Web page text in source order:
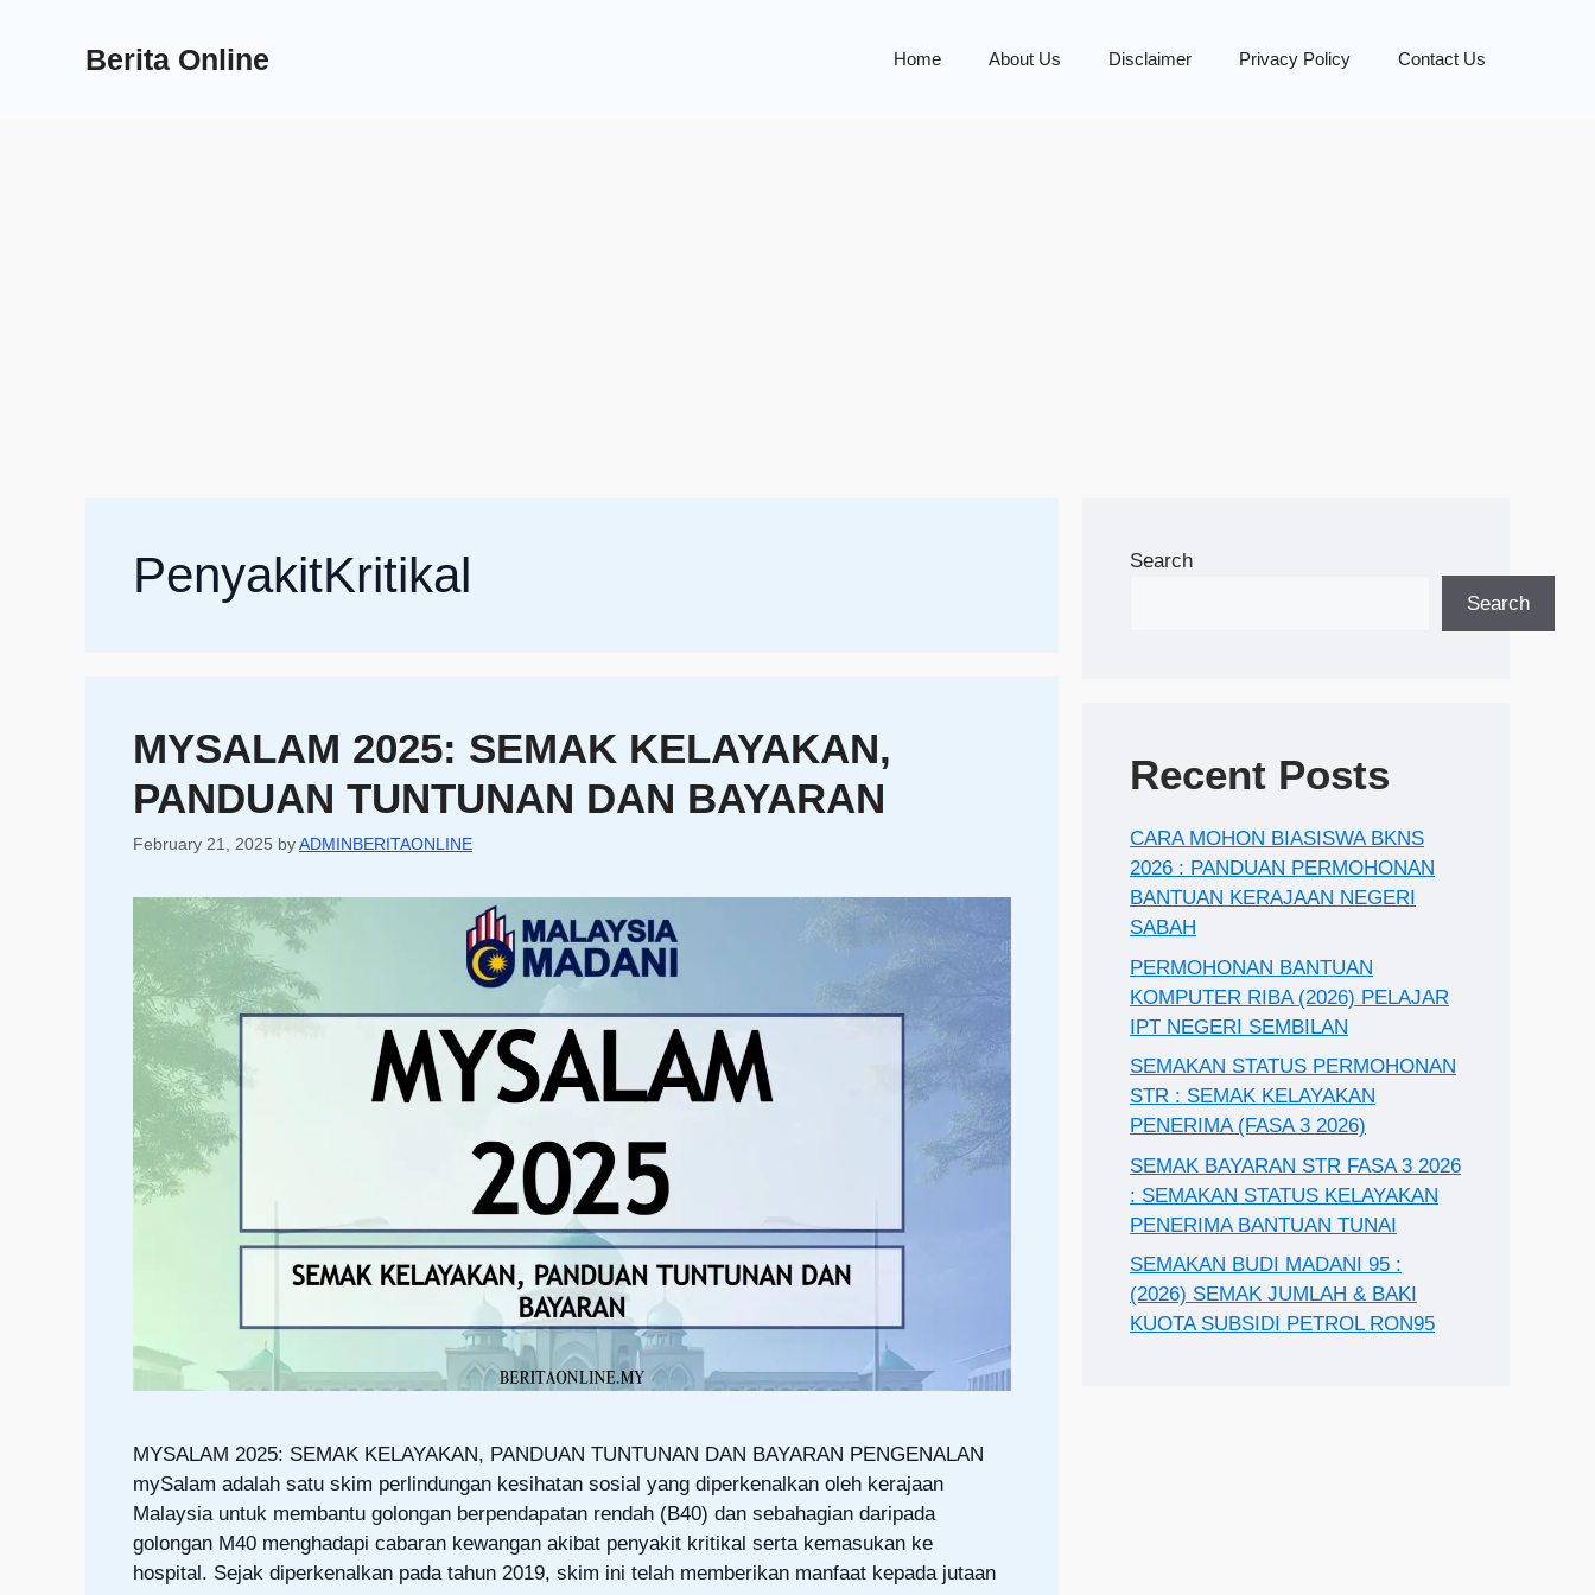
Berita Online Home About Us Disclaimer Privacy Policy Contact Us
PenyakitKritikal
MYSALAM 2025: SEMAK KELAYAKAN,
PANDUAN TUNTUNAN DAN BAYARAN
February 21, 2025 byADMINBERITAONLINE
MYSALAM 2025: SEMAK KELAYAKAN, PANDUAN TUNTUNAN DAN BAYARAN PENGENALAN
mySalam adalah satu skim perlindungan kesihatan sosial yang diperkenalkan oleh kerajaan
Malaysia untuk membantu golongan berpendapatan rendah (B40) dan sebahagian daripada
golongan M40 menghadapi cabaran kewangan akibat penyakit kritikal serta kemasukan ke
hospital. Sejak diperkenalkan pada tahun 2019, skim ini telah memberikan manfaat kepada jutaan
Search
Search
Recent Posts
CARA MOHON BIASISWA BKNS
2026 : PANDUAN PERMOHONAN
BANTUAN KERAJAAN NEGERI
SABAH
PERMOHONAN BANTUAN
KOMPUTER RIBA (2026) PELAJAR
IPT NEGERI SEMBILAN
SEMAKAN STATUS PERMOHONAN
STR : SEMAK KELAYAKAN
PENERIMA (FASA 3 2026)
SEMAK BAYARAN STR FASA 3 2026
: SEMAKAN STATUS KELAYAKAN
PENERIMA BANTUAN TUNAI
SEMAKAN BUDI MADANI 95 :
(2026) SEMAK JUMLAH & BAKI
KUOTA SUBSIDI PETROL RON95